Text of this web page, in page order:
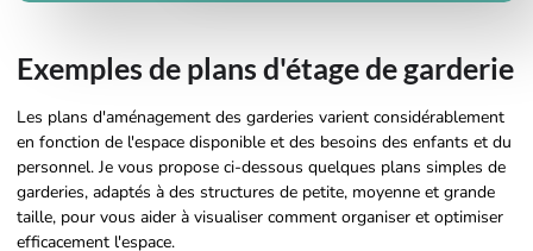
Exemples de plans d'étage de garderie
Les plans d'aménagement des garderies varient considérablement
en fonction de l'espace disponible et des besoins des enfants et du
personnel. Je vous propose ci-dessous quelques plans simples de
garderies, adaptés à des structures de petite, moyenne et grande
taille, pour vous aider à visualiser comment organiser et optimiser
efficacement l'espace.